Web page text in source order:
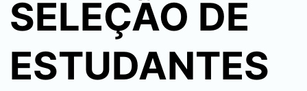
SELEÇÃO DE
ESTUDANTES